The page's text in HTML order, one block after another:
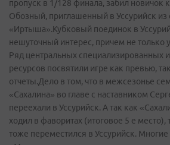
пропуск в 1/128 финала, забил
Обозный, приглашенный в Уссурийск из
«Иртыша».Кубковый поединок в
нешуточный интерес, причем не только
Ряд центральных специализированных
ресурсов посвятили игре как превью,
отчеты.Дело в том, что в межсезонье
«Сахалина» во главе с наставником
переехали в Уссурийск. А так как
ходил в фаворитах (итоговое 5 е место),
тоже переместился в Уссурийск.